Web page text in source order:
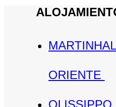
ORIENTE
OLISSIPPO